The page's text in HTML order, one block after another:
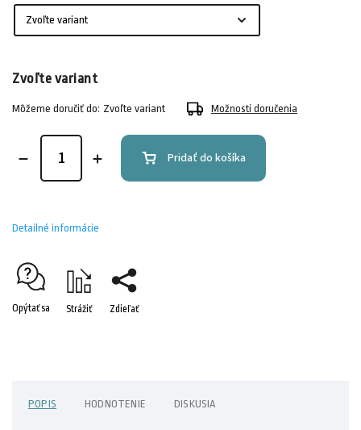
Zvoľte variant
Môžeme doručiť do: Zvoľte variant Možnosti doručenia
Pridať do košíka
Detailné informácie
Opýtať sa Strážiť Zdieľať
POPIS HODNOTENIE DISKUSIA